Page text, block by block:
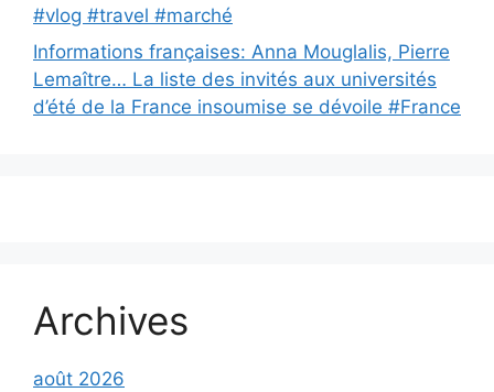
#vlog #travel #marché
Informations françaises: Anna Mouglalis, Pierre
Lemaître… La liste des invités aux universités
d’été de la France insoumise se dévoile #France
Archives
août 2026